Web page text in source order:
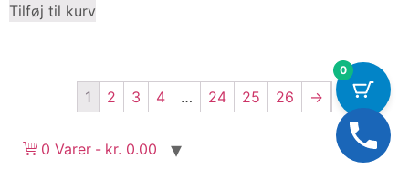
Tilføj til kurv
1 2 3 4 … 24 25 26 →
0 Varer kr. 0.00
0